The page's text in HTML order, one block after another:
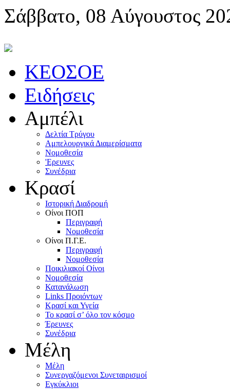
Σάββατο, 08 Αύγουστος
KEOΣOE
Ειδήσεις
Αμπέλι
Δελτία Τρύγου
Αμπελουργικά Διαμερίσματα
Nομοθεσία
'Eρευνες
Συνέδρια
Κρασί
Iστορική Διαδρομή
Oίνοι ΠOΠ
Περιγραφή
Nομοθεσία
Oίνοι Π.Γ.E.
Περιγραφή
Νομοθεσία
Ποικιλιακοί Oίνοι
Nομοθεσία
Κατανάλωση
Links Προιόντων
Κρασί και Υγεία
To κρασί σ’ όλο τον κόσμο
Έρευνες
Συνέδρια
Μέλη
Mέλη
Συνεργαζόμενοι Συνεταιρισμοί
Εγκύκλιοι